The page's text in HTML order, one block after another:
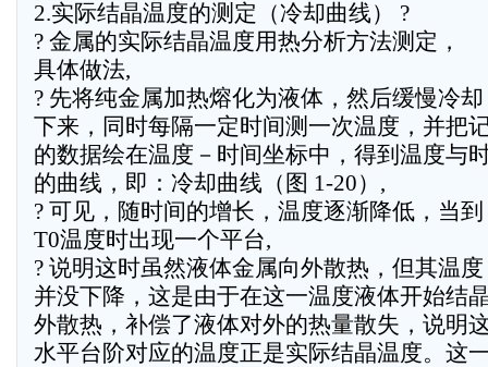
2.实际结晶温度的测定（冷却曲线） ?
? 金属的实际结晶温度用热分析方法测定，
具体做法,
? 先将纯金属加热熔化为液体，然后缓慢冷却
下来，同时每隔一定时间测一次温度，并把
的数据绘在温度－时间坐标中，得到温度与
的曲线，即：冷却曲线（图 1-20）,
? 可见，随时间的增长，温度逐渐降低，当到
T0温度时出现一个平台,
? 说明这时虽然液体金属向外散热，但其温度
并没下降，这是由于在这一温度液体开始结
外散热，补偿了液体对外的热量散失，说明
水平台阶对应的温度正是实际结晶温度。这